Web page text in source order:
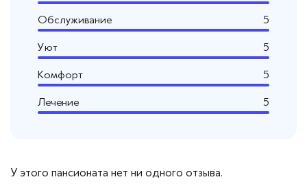
У этого пансионата нет ни одного отзыва.
Обслуживание 5
Уют 5
Комфорт 5
Лечение 5